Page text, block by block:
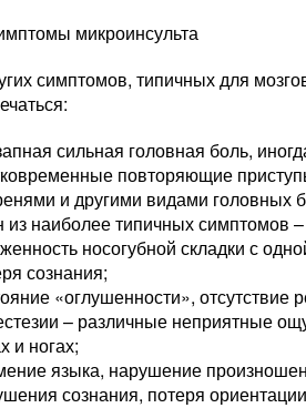
микроинсульта
симптомов, типичных для
сильная головная боль,
повторяющие
и другими видами головных
из наиболее типичных симптомов
носогубной складки с
сознания;
«оглушенности», отсутствие
– различные неприятные
и ногах;
языка, нарушение
сознания, потеря